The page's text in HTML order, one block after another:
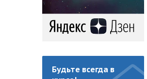
Будьте всегда в